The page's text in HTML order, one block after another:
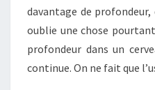
davantage de
oublie une chose
profondeur dans un
continue. On ne fait que